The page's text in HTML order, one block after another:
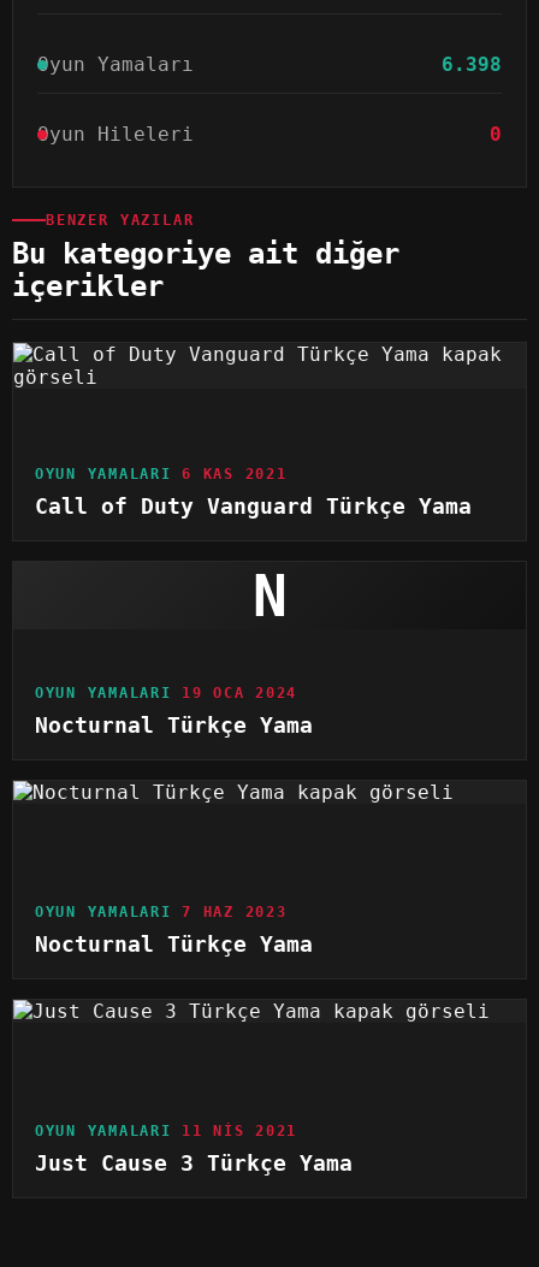
Oyun Yamaları 6.398
Oyun Hileleri 0
BENZER YAZILAR
Bu kategoriye ait diğer
içerikler
OYUN YAMALARI 6 KAS 2021
Call of Duty Vanguard Türkçe Yama
N
OYUN YAMALARI 19 OCA 2024
Nocturnal Türkçe Yama
OYUN YAMALARI 7 HAZ 2023
Nocturnal Türkçe Yama
OYUN YAMALARI 11 NIS 2021
Just Cause 3 Türkçe Yama